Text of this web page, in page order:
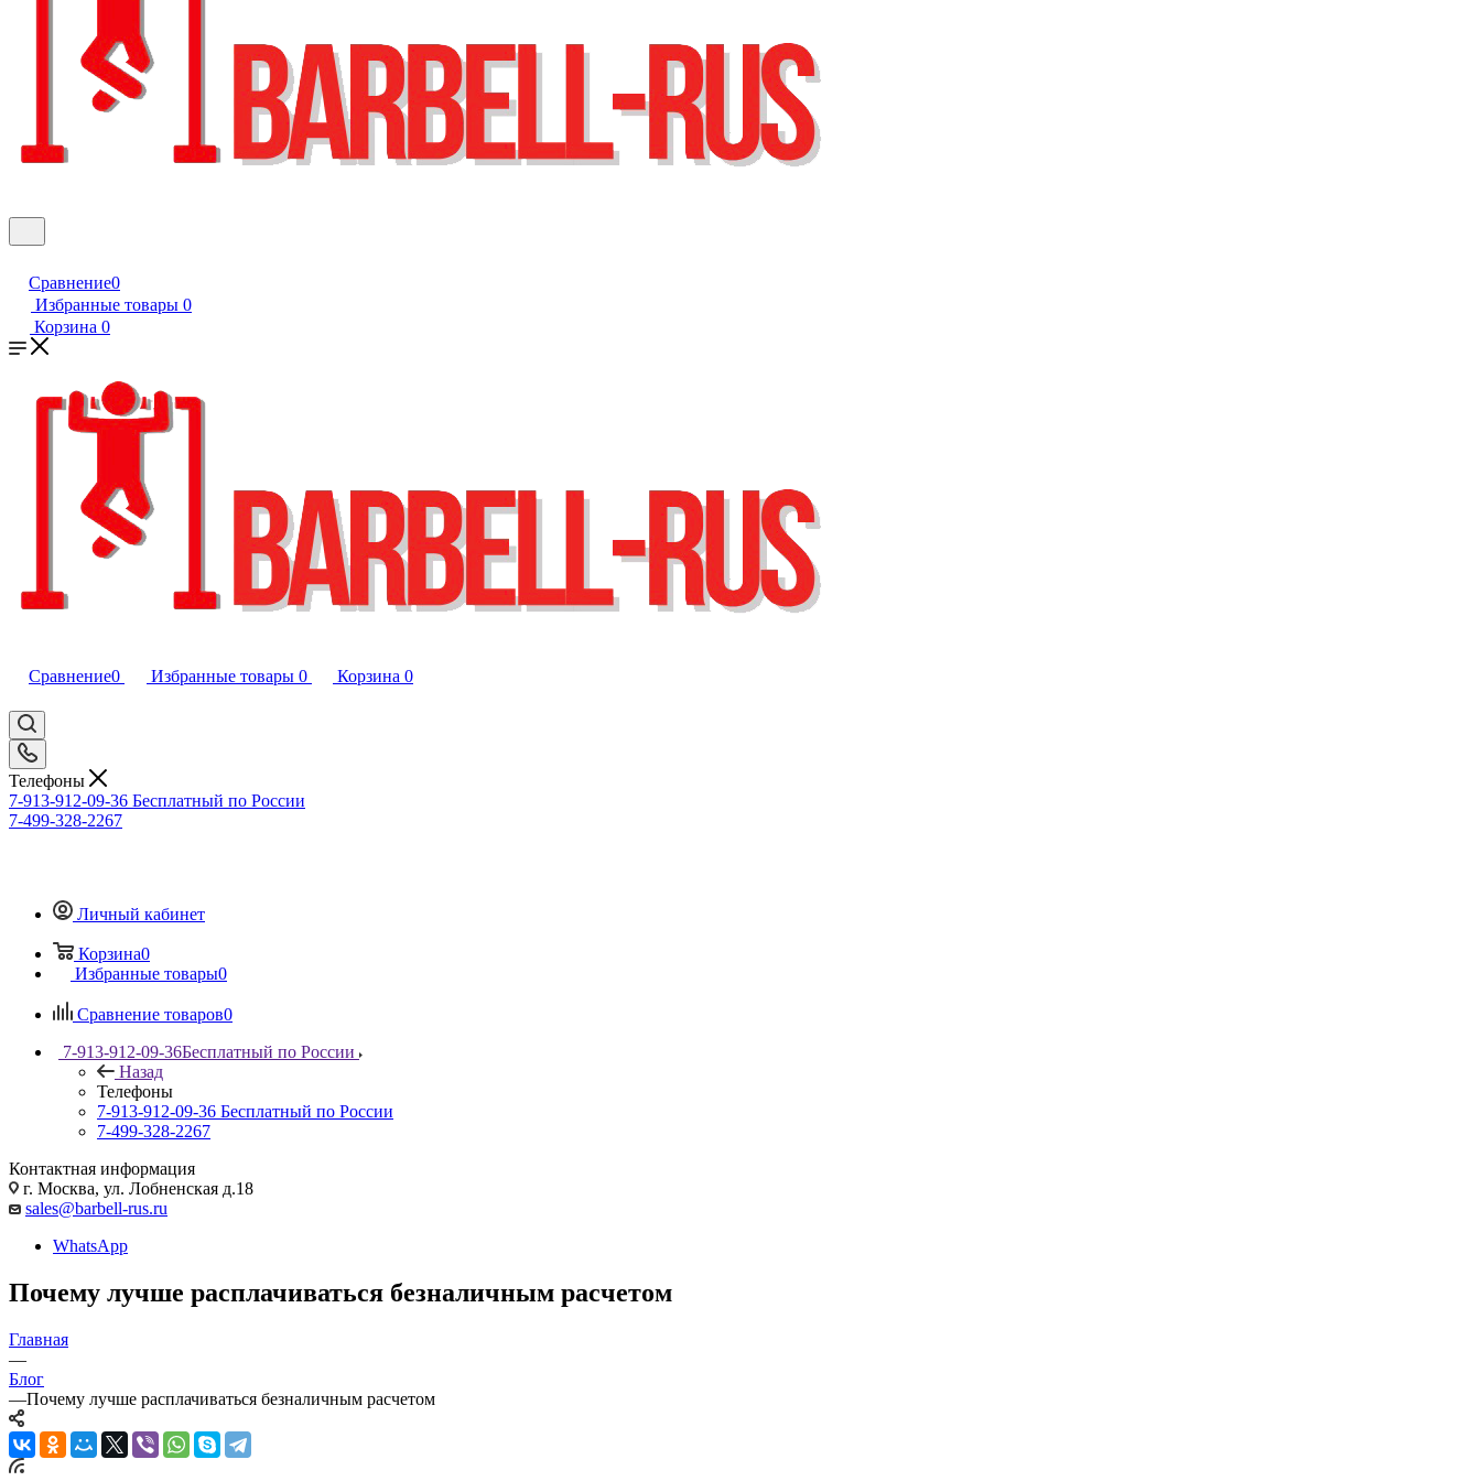
Сравнение0
Избранные товары 0
Корзина 0
Сравнение0 Избранные товары 0 Корзина 0
Телефоны
7-913-912-09-36 Бесплатный по России
7-499-328-2267
Личный кабинет
Корзина0
Избранные товары0
Сравнение товаров0
7-913-912-09-36Бесплатный по России
Назад
Телефоны
7-913-912-09-36 Бесплатный по России
7-499-328-2267
Контактная информация
г. Москва, ул. Лобненская д.18
sales@barbell-rus.ru
WhatsApp
Почему лучше расплачиваться безналичным расчетом
Главная
—
Блог
—Почему лучше расплачиваться безналичным расчетом